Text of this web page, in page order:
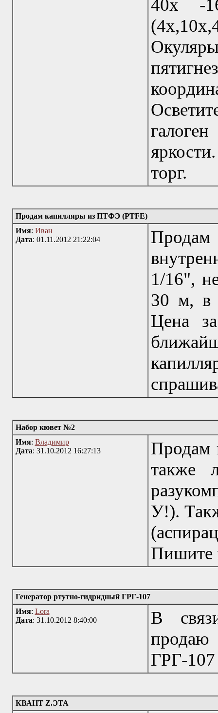
40х -
торг.
Продам капилляры из ПТФЭ (PTFE)
Имя: Иван
Дата: 01.11.2012 21:22:04
1/16",
30 м, в
Цена
Набор кювет №2
Имя: Владимир
Дата: 31.10.2012 16:27:13
Продам
также
У!).
Пишите
Генератор ртутно-гидридный ГРГ-107
Имя: Lora
Дата: 31.10.2012 8:40:00
В
продаю
ГРГ-107
КВАНТ Z.ЭТА